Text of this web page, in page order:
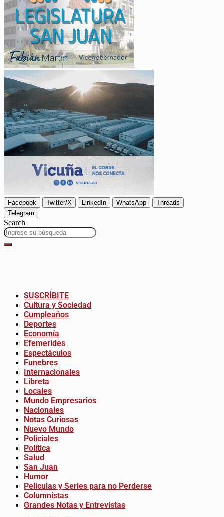
Facebook Twitter/X LinkedIn WhatsApp
Threads
Telegram
Search
SUSCRÍBITE
Cultura y Sociedad
Cumpleaños
Deportes
Economía
Efemerides
Espectáculos
Funebres
Internacionales
Libreta
Locales
Mundo Empresarios
Nacionales
Notas Curiosas
Nuevo Mundo
Policiales
Política
Salud
San Juan
Humor
Peliculas y Series para no Perderse
Columnistas
Grandes Notas y Entrevistas